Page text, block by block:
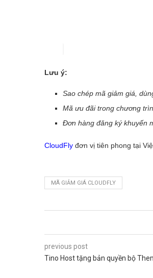
Lưu ý:
Sao chép mã giảm giá,
Mã ưu đãi trong chương
Đơn hàng đăng ký khuyến
CloudFly đơn vị tiên phong tại
MÃ GIẢM GIÁ CLOUDFLY
previous post
Tino Host tặng bản quyền bộ